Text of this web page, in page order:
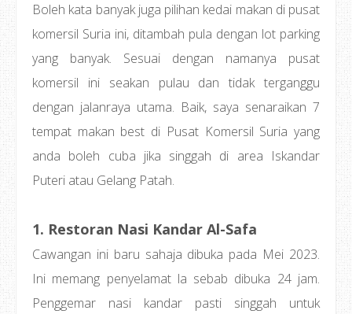
Boleh kata banyak juga pilihan kedai makan di pusat
komersil Suria ini, ditambah pula dengan lot parking
yang banyak. Sesuai dengan namanya pusat
komersil ini seakan pulau dan tidak terganggu
dengan jalanraya utama. Baik, saya senaraikan 7
tempat makan best di Pusat Komersil Suria yang
anda boleh cuba jika singgah di area Iskandar
Puteri atau Gelang Patah.
1. Restoran Nasi Kandar Al-Safa
Cawangan ini baru sahaja dibuka pada Mei 2023.
Ini memang penyelamat la sebab dibuka 24 jam.
Penggemar nasi kandar pasti singgah untuk